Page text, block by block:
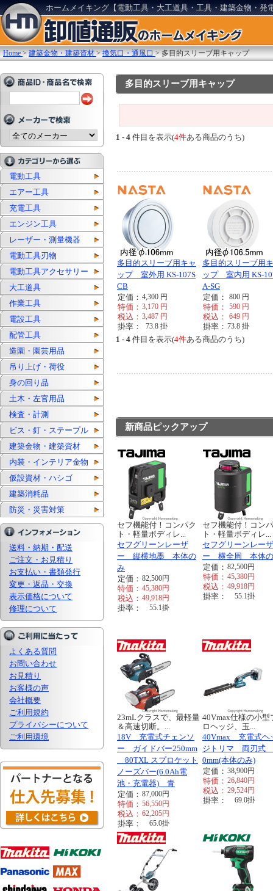
ホームメイキング【電動工具・大工道具・工具・建築金物・発
Home >建築金物・建築資材 >換気口・通風口 >多目的スリーブ用キャップ
電動工具
エアー工具
充電工具
エンジン工具
レーザー・測量機器
電動工具刃物
電動工具アクセサリー
大工道具
作業工具
電設工具
配管工具
造園・園芸用品
吊り上げ・荷役
身の回り品
土木・左官用品
検査・計測
ビス・釘・ステープル
建築金物・建築資材
内装・インテリア金物
仮設資材・ハシゴ
建築消耗品
防災・災害対策
送料・納期・配送
ご注文・お見積り
お支払い・書類発行
変更・返品・交換
表示価格について
修理について
よくある質問
お問い合わせ
お見積り
お客様の声
会社概要
ご利用規約
プライバシーについて
ご利用環境
多目的スリーブ用キャップ
1 - 4 件目を表示(4件ある商品のうち)
多目的スリーブ用キャ
ップ 室外用 KS-107S
CB
定価： 4,300 円
特価： 3,170 円
税込： 3,487 円
掛率： 73.8 掛
多目的スリーブ用
ップ 室内用 KS-
A-SG
定価：
800 円
特価： 590 円
税込： 649 円
掛率： 73.8 掛
1 - 4 件目を表示(4件ある商品のうち)
新商品ピックアップ
セフ機能付！コンパク
ト・軽量ボディレ...
セフグリーンレーザ
ー 縦横地墨 本体の
み
定価： 82,500円
特価： 45,380円
税込： 49,918円
掛率： 55.1掛
セフ機能付！コン
ト・軽量ボディレ...
セフグリーンレーザ
ー 横全周 本体
定価： 82,500円
特価： 45,380円
税込： 49,918円
掛率： 55.1掛
23mLクラスで、最軽量
＆高速切断。...
18V 充電式チェンソ
ー ガイドバー250mm
80TXL スプロケット
ノーズバー(6.0Ah電
池・充電器) 青
定価： 87,000円
特価： 56,550円
税込： 62,205円
掛率： 65.0掛
40Vmax仕様の小型
ロヘッジ、玉...
40Vmax 充電式ヘ
ジトリマ 両刃式
0mm(本体のみ)
定価： 38,900円
特価： 26,840円
税込： 29,524円
掛率： 69.0掛